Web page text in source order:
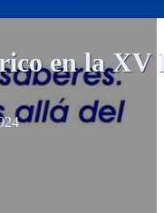
en la XV